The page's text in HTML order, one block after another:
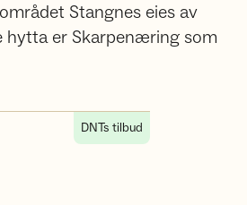
Stangnes eies av
hytta er Skarpenæring som
DNTs tilbud